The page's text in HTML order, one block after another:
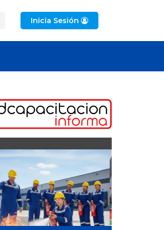
Inicia Sesión